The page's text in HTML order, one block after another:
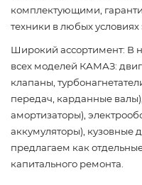
комплектующими,
техники в любых условиях
Широкий ассортимент: В
всех моделей КАМАЗ:
клапаны,
передач, карданные
амортизаторы),
аккумуляторы), кузовные
предлагаем как
капитального ремонта.